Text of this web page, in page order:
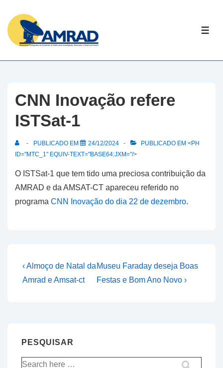
Skip
Content
CNN Inovação refere
ISTSat-1
PUBLICADO EM 24/12/2024
PUBLICADO EM <PH
ID="MTC_1" EQUIV-TEXT="BASE64:JXM="/>
O ISTSat-1 que tem tido uma preciosa contribuição da
AMRAD e da AMSAT-CT apareceu referido no
programa CNN Inovação do dia 22 de dezembro.
Navegação
de
Previous
Post
‹ Almoço de Natal da
Amrad e Amsat-ct
Next
Post
Museu Faraday deseja Boas
Festas e Bom Ano Novo ›
PESQUISAR
Pesquisar